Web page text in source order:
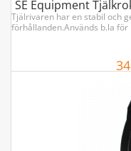
SE Equipment
Tjälrivaren har en stabil och
förhållanden.Används b.la för